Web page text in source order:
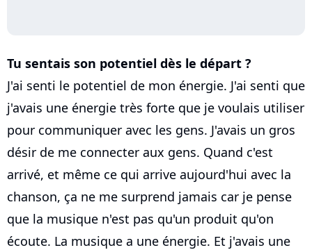
Tu sentais son potentiel dès le départ ?
J'ai senti le potentiel de mon énergie. J'ai senti que
j'avais une énergie très forte que je voulais utiliser
pour communiquer avec les gens. J'avais un gros
désir de me connecter aux gens. Quand c'est
arrivé, et même ce qui arrive aujourd'hui avec la
chanson, ça ne me surprend jamais car je pense
que la musique n'est pas qu'un produit qu'on
écoute. La musique a une énergie. Et j'avais une